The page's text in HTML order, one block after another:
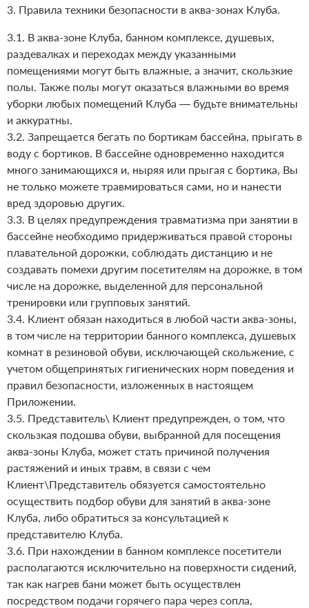
3. Правила техники безопасности в аква-зонах Клуба.
3.1. В аква-зоне Клуба, банном комплексе, душевых,
раздевалках и переходах между указанными
помещениями могут быть влажные, а значит, скользкие
полы. Также полы могут оказаться влажными во время
уборки любых помещений Клуба — будьте внимательны
и аккуратны.
3.2. Запрещается бегать по бортикам бассейна, прыгать в
воду с бортиков. В бассейне одновременно находится
много занимающихся и, ныряя или прыгая с бортика, Вы
не только можете травмироваться сами, но и нанести
вред здоровью других.
3.3. В целях предупреждения травматизма при занятии в
бассейне необходимо придерживаться правой стороны
плавательной дорожки, соблюдать дистанцию и не
создавать помехи другим посетителям на дорожке, в том
числе на дорожке, выделенной для персональной
тренировки или групповых занятий.
3.4. Клиент обязан находиться в любой части аква-зоны,
в том числе на территории банного комплекса, душевых
комнат в резиновой обуви, исключающей скольжение, с
учетом общепринятых гигиенических норм поведения и
правил безопасности, изложенных в настоящем
Приложении.
3.5. Представитель\ Клиент предупрежден, о том, что
скользкая подошва обуви, выбранной для посещения
аква-зоны Клуба, может стать причиной получения
растяжений и иных травм, в связи с чем
Клиент\Представитель обязуется самостоятельно
осуществить подбор обуви для занятий в аква-зоне
Клуба, либо обратиться за консультацией к
представителю Клуба.
3.6. При нахождении в банном комплексе посетители
располагаются исключительно на поверхности сидений,
так как нагрев бани может быть осуществлен
посредством подачи горячего пара через сопла,